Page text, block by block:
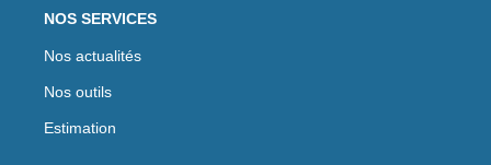
NOS SERVICES
Nos actualités
Nos outils
Estimation